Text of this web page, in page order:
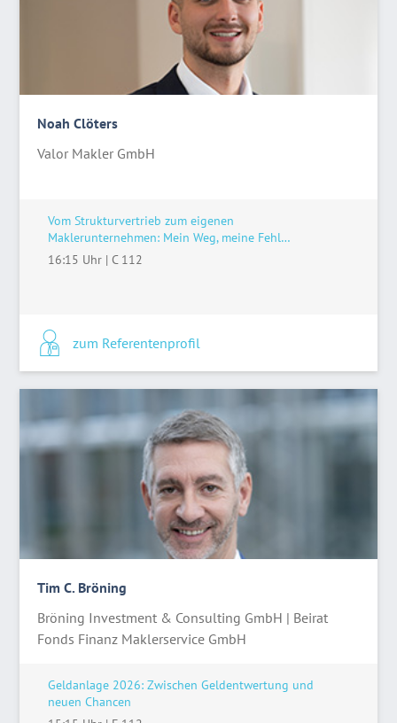
Noah Clöters
Valor Makler GmbH
Vom Strukturvertrieb zum eigenen
Maklerunternehmen: Mein Weg, meine Fehl…
16:15 Uhr | C 112
zum Referentenprofil
Tim C. Bröning
Bröning Investment & Consulting GmbH | Beirat
Fonds Finanz Maklerservice GmbH
Geldanlage 2026: Zwischen Geldentwertung und
neuen Chancen